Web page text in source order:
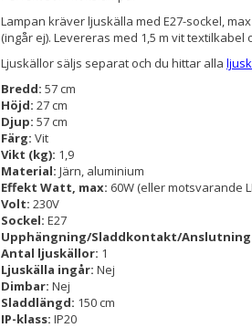
Lampan kräver ljuskälla med E27-sockel,
(ingår ej). Levereras med 1,5 m vit textilkabel
Ljuskällor säljs separat och du hittar alla
Bredd: 57 cm
Höjd: 27 cm
Djup: 57 cm
Färg: Vit
Vikt (kg): 1,9
Material: Järn, aluminium
Effekt Watt, max: 60W (eller motsvarande
Volt: 230V
Sockel: E27
Upphängning/Sladdkontakt/
Antal ljuskällor: 1
Ljuskälla ingår: Nej
Dimbar: Nej
Sladdlängd: 150 cm
IP-klass: IP20